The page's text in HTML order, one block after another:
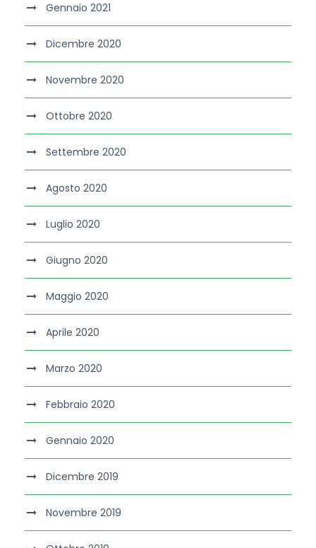
Gennaio 2021
Dicembre 2020
Novembre 2020
Ottobre 2020
Settembre 2020
Agosto 2020
Luglio 2020
Giugno 2020
Maggio 2020
Aprile 2020
Marzo 2020
Febbraio 2020
Gennaio 2020
Dicembre 2019
Novembre 2019